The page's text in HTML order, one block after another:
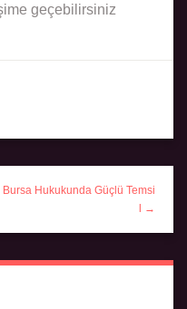
geçebilirsiniz
Bursa Hukukunda Güçlü Temsi
l →